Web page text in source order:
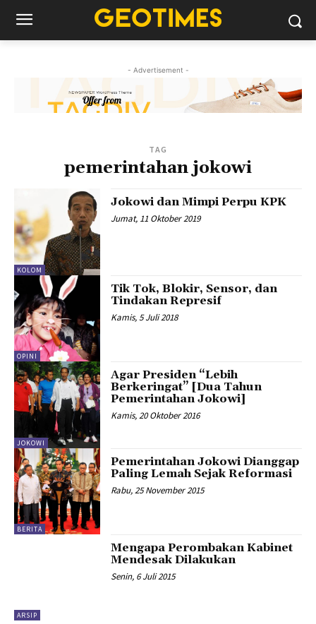
- Advertisement -
TAG
pemerintahan jokowi
KOLOM
Jokowi dan Mimpi Perpu KPK
Jumat, 11 Oktober 2019
OPINI
Tik Tok, Blokir, Sensor, dan
Tindakan Represif
Kamis, 5 Juli 2018
JOKOWI
Agar Presiden “Lebih
Berkeringat” [Dua Tahun
Pemerintahan Jokowi]
Kamis, 20 Oktober 2016
BERITA
Pemerintahan Jokowi Dianggap
Paling Lemah Sejak Reformasi
Rabu, 25 November 2015
ARSIP
Mengapa Perombakan Kabinet
Mendesak Dilakukan
Senin, 6 Juli 2015